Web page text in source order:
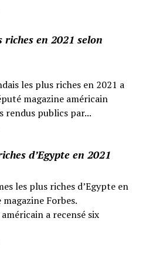
riches en 2021 selon
les plus riches en 2021 a
magazine américain
rendus publics par...
d’Egypte en 2021
les plus riches d’Egypte en
Forbes.
a recensé six